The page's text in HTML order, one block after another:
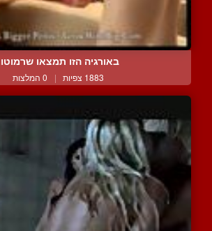
באורגיה הזו תמצאו
1883 צפיות | 0 המלצות